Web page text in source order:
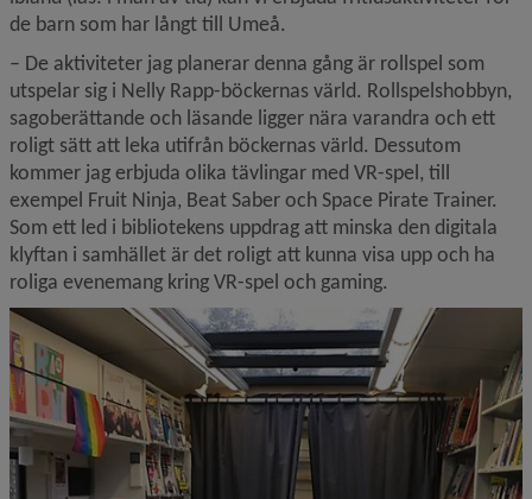
de barn som har långt till Umeå.
– De aktiviteter jag planerar denna gång är rollspel som
utspelar sig i Nelly Rapp-böckernas värld. Rollspelshobbyn,
sagoberättande och läsande ligger nära varandra och ett
roligt sätt att leka utifrån böckernas värld. Dessutom
kommer jag erbjuda olika tävlingar med VR-spel, till
exempel Fruit Ninja, Beat Saber och Space Pirate Trainer.
Som ett led i bibliotekens uppdrag att minska den digitala
klyftan i samhället är det roligt att kunna visa upp och ha
roliga evenemang kring VR-spel och gaming.